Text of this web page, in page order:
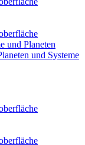
und Planeten
und Systeme